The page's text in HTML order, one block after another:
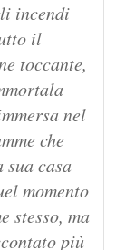
incendi
il
toccante,
nel
che
sua casa
momento
stesso, ma
più